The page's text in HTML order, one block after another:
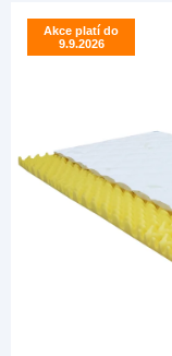
Akce platí do
9.9.2026
Akce platí do
9.9.2026